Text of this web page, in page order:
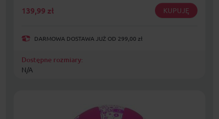
139,99 zł KUPUJĘ
DARMOWA DOSTAWA JUŻ OD 299,00 zł
Dostępne rozmiary:
N/A